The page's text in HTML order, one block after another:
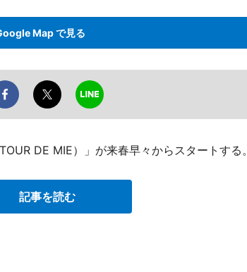
Map で見る
DE MIE）」が来春早々からスタートする。
記事を読む